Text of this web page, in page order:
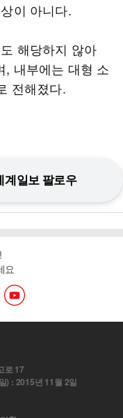
이 아니다.
해당하지 않아
, 내부에는 대형 소
전해졌다.
계일보 팔로우
요
로 17
) : 2015년 11월 2일